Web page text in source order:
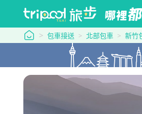
tripool 旅步
包車接送 北部包車 新竹